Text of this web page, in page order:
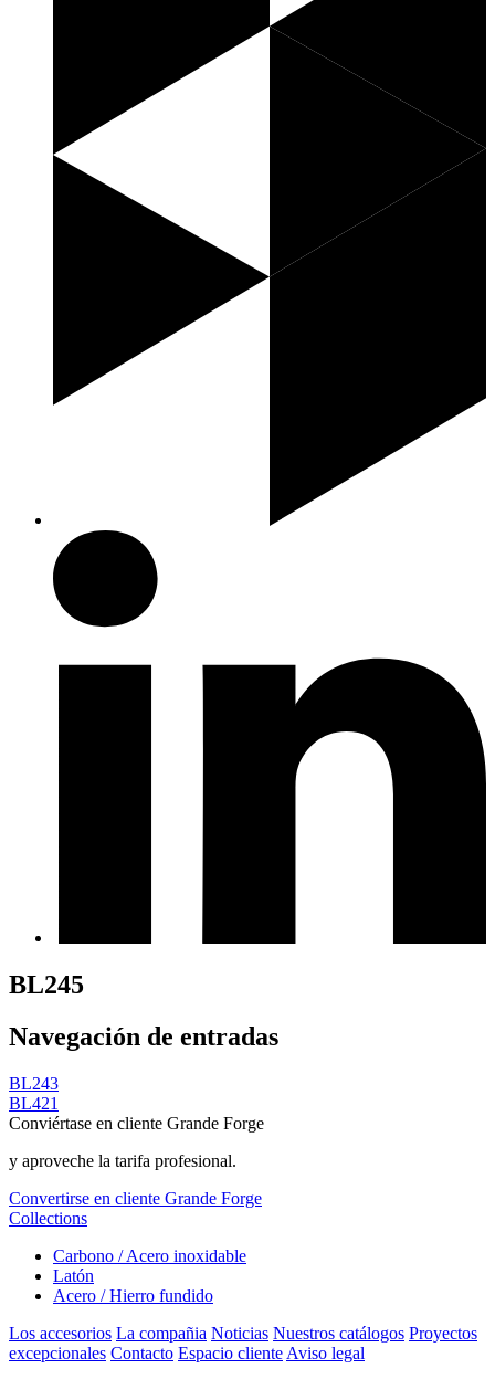
BL245
Navegación de entradas
BL243
BL421
Conviértase en cliente Grande Forge
y aproveche la tarifa profesional.
Convertirse en cliente Grande Forge
Collections
Carbono / Acero inoxidable
Latón
Acero / Hierro fundido
Los accesorios La compañia Noticias Nuestros catálogos Proyectos
excepcionales Contacto Espacio cliente Aviso legal